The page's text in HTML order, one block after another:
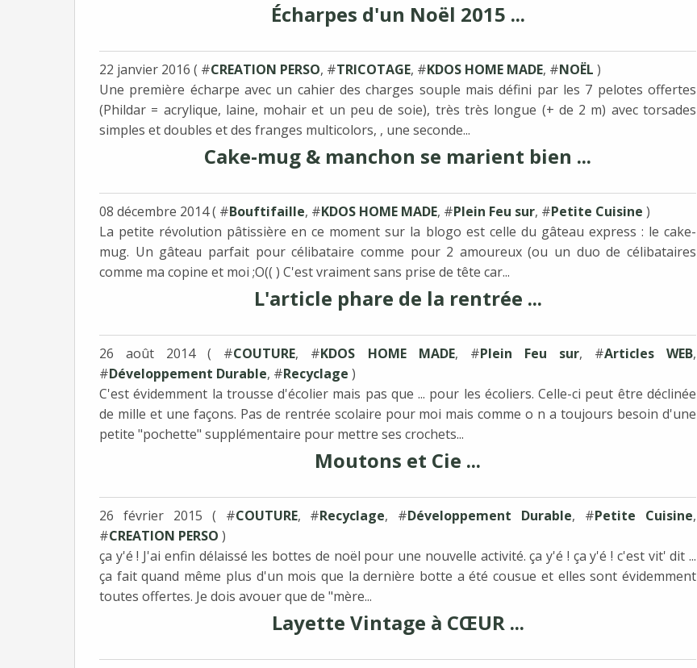
Écharpes d'un Noël 2015 ...
22 janvier 2016 ( #CREATION PERSO, #TRICOTAGE, #KDOS HOME MADE, #NOËL )
Une première écharpe avec un cahier des charges souple mais défini par les 7 pelotes offertes
(Phildar = acrylique, laine, mohair et un peu de soie), très très longue (+ de 2 m) avec torsades
simples et doubles et des franges multicolors, , une seconde...
Cake-mug & manchon se marient bien ...
08 décembre 2014 ( #Bouftifaille, #KDOS HOME MADE, #Plein Feu sur, #Petite Cuisine )
La petite révolution pâtissière en ce moment sur la blogo est celle du gâteau express : le cake-
mug. Un gâteau parfait pour célibataire comme pour 2 amoureux (ou un duo de célibataires
comme ma copine et moi ;O(( ) C'est vraiment sans prise de tête car...
L'article phare de la rentrée ...
26 août 2014 ( #COUTURE, #KDOS HOME MADE, #Plein Feu sur, #Articles WEB,
#Développement Durable, #Recyclage )
C'est évidemment la trousse d'écolier mais pas que ... pour les écoliers. Celle-ci peut être déclinée
de mille et une façons. Pas de rentrée scolaire pour moi mais comme o n a toujours besoin d'une
petite "pochette" supplémentaire pour mettre ses crochets...
Moutons et Cie ...
26 février 2015 ( #COUTURE, #Recyclage, #Développement Durable, #Petite Cuisine,
#CREATION PERSO )
ça y'é ! J'ai enfin délaissé les bottes de noël pour une nouvelle activité. ça y'é ! ça y'é ! c'est vit' dit ...
ça fait quand même plus d'un mois que la dernière botte a été cousue et elles sont évidemment
toutes offertes. Je dois avouer que de "mère...
Layette Vintage à CŒUR ...